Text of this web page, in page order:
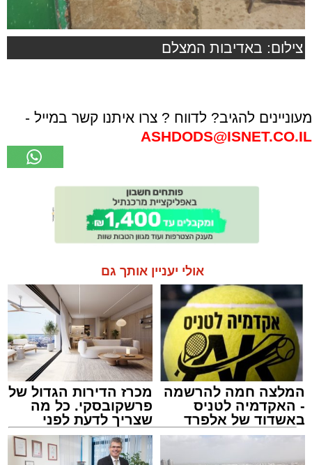
צילום: באדיבות המצלם
מעוניינים להגיב? לדווח ? צרו איתנו קשר במייל -
ASHDODS@ISNET.CO.IL
אולי יעניין אותך גם
המלצה חמה להרשמה
- האקדמיה לטניס
באשדוד של אלפרד
קריאולנסקי - לילדים
מכרז הדירות הגדול של
פרשקובסקי. כל מה
שצריך לדעת לפני
שמגישים הצעה לדירה
באשדוד